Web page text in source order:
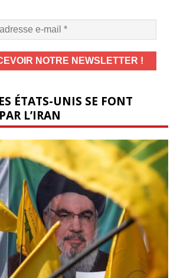
ÉTATS-UNIS SE FONT
L’IRAN